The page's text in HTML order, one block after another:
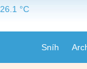
Sníh
26.1 °C